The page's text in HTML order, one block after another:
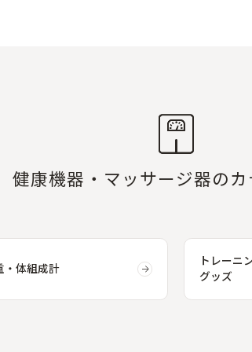
健康機器・マッサージ器の
・体組成計
トレーニ
グッズ